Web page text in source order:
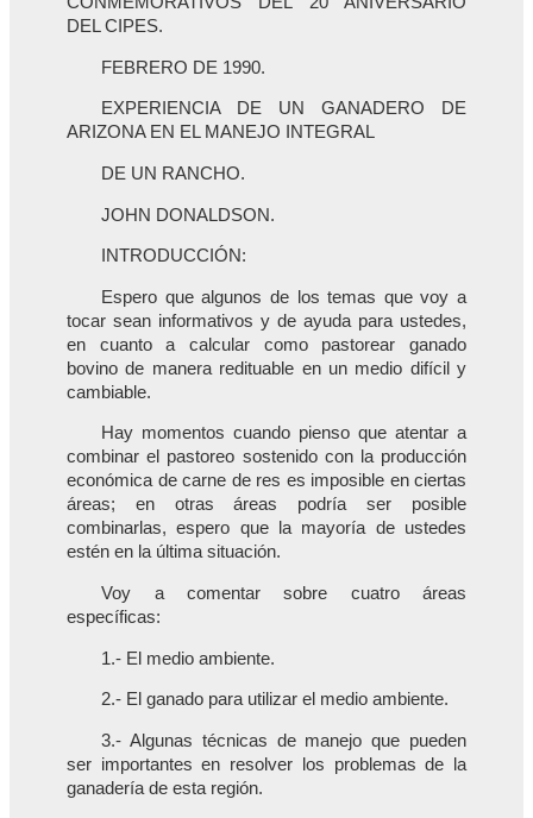
DEL CIPES.
FEBRERO DE 1990.
EXPERIENCIA DE UN GANADERO DE
ARIZONA EN EL MANEJO INTEGRAL
DE UN RANCHO.
JOHN DONALDSON.
INTRODUCCIÓN:
Espero que algunos de los temas que voy a
tocar sean informativos y de ayuda para ustedes,
en cuanto a calcular como pastorear ganado
bovino de manera redituable en un medio difícil y
cambiable.
Hay momentos cuando pienso que atentar a
combinar el pastoreo sostenido con la producción
económica de carne de res es imposible en ciertas
áreas; en otras áreas podría ser posible
combinarlas, espero que la mayoría de ustedes
estén en la última situación.
Voy a comentar sobre cuatro áreas
específicas:
1.- El medio ambiente.
2.- El ganado para utilizar el medio ambiente.
3.- Algunas técnicas de manejo que pueden
ser importantes en resolver los problemas de la
ganadería de esta región.